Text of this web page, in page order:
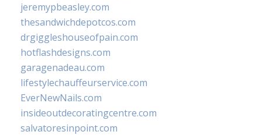
jeremypbeasley.com
thesandwichdepotcos.com
drgiggleshouseofpain.com
hotflashdesigns.com
garagenadeau.com
lifestylechauffeurservice.com
EverNewNails.com
insideoutdecoratingcentre.com
salvatoresinpoint.com